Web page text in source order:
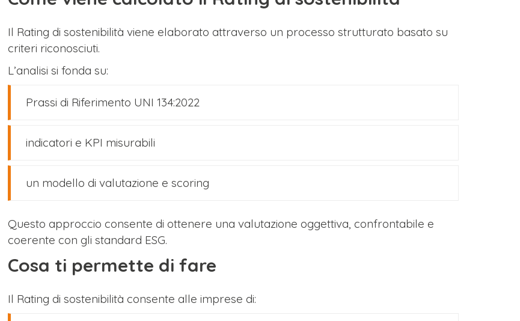
Il Rating di sostenibilità viene elaborato attraverso un processo strutturato basato su
criteri riconosciuti.
L’analisi si fonda su:
Prassi di Riferimento UNI 134:2022
indicatori e KPI misurabili
un modello di valutazione e scoring
Questo approccio consente di ottenere una valutazione oggettiva, confrontabile e
coerente con gli standard ESG.
Cosa ti permette di fare
Il Rating di sostenibilità consente alle imprese di: